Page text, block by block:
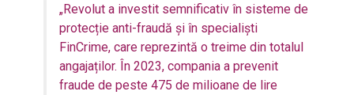
„Revolut a investit semnificativ în sisteme de
protecție anti-fraudă și în specialiști
FinCrime, care reprezintă o treime din totalul
angajaților. În 2023, compania a prevenit
fraude de peste 475 de milioane de lire